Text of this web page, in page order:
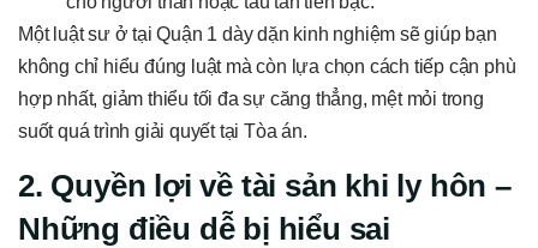
Một luật sư ở tại Quận 1 dày dặn kinh nghiệm sẽ giúp bạn
không chỉ hiểu đúng luật mà còn lựa chọn cách tiếp cận phù
hợp nhất, giảm thiểu tối đa sự căng thẳng, mệt mỏi trong
suốt quá trình giải quyết tại Tòa án.
2. Quyền lợi về tài sản khi ly hôn –
Những điều dễ bị hiểu sai